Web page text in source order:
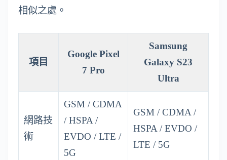
相似之處。
項目
Google Pixel
7 Pro
Samsung
Galaxy S23
Ultra
網路技
術
GSM / CDMA
/ HSPA /
EVDO / LTE /
5G
GSM / CDMA /
HSPA / EVDO /
LTE / 5G